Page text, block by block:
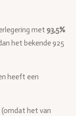
met 93,5%
het bekende 925
heeft een
(omdat het van